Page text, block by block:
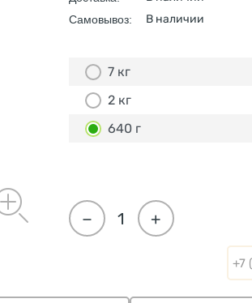
Самовывоз: В наличии
7 кг
2 кг
640 г
+
−